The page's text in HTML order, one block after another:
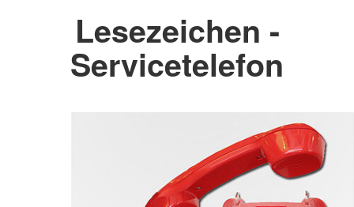
Lesezeichen -
Servicetelefon